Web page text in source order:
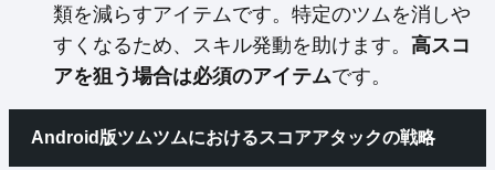
類を減らすアイテムです。特定のツムを消しや
すくなるため、スキル発動を助けます。 高スコ
アを狙う場合は必須のアイテムです。
Android版ツムツムにおけるスコアアタックの戦略